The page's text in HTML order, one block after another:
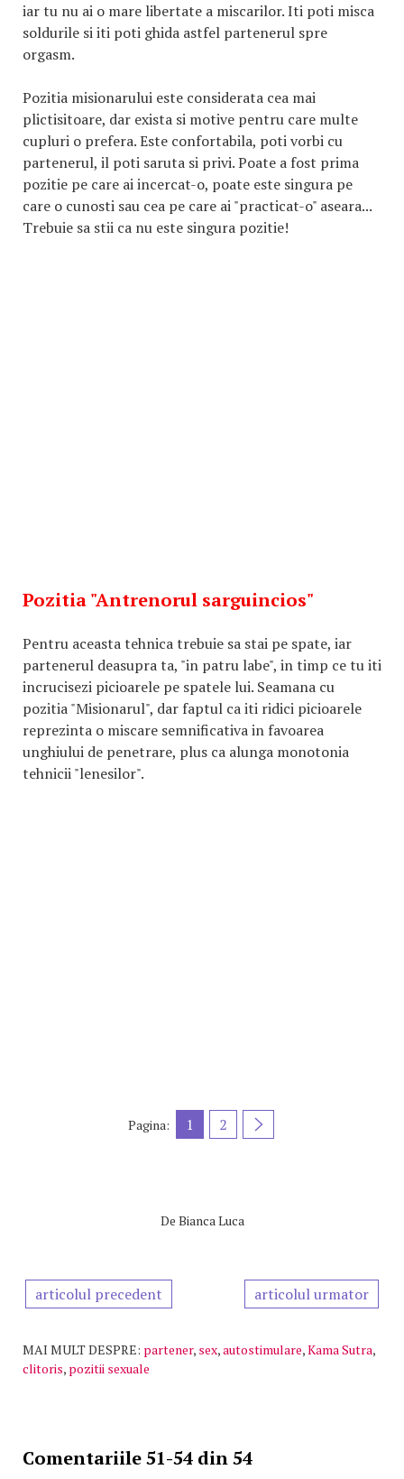
iar tu nu ai o mare libertate a miscarilor. Iti poti misca
soldurile si iti poti ghida astfel partenerul spre
orgasm.
Pozitia misionarului este considerata cea mai
plictisitoare, dar exista si motive pentru care multe
cupluri o prefera. Este confortabila, poti vorbi cu
partenerul, il poti saruta si privi. Poate a fost prima
pozitie pe care ai incercat-o, poate este singura pe
care o cunosti sau cea pe care ai "practicat-o" aseara...
Trebuie sa stii ca nu este singura pozitie!
Pozitia "Antrenorul sarguincios"
Pentru aceasta tehnica trebuie sa stai pe spate, iar
partenerul deasupra ta, "in patru labe", in timp ce tu iti
incrucisezi picioarele pe spatele lui. Seamana cu
pozitia "Misionarul", dar faptul ca iti ridici picioarele
reprezinta o miscare semnificativa in favoarea
unghiului de penetrare, plus ca alunga monotonia
tehnicii "lenesilor".
Pagina: 1 2
De Bianca Luca
articolul precedent articolul urmator
MAI MULT DESPRE: partener, sex,autostimulare,Kama Sutra,
clitoris, pozitii sexuale
Comentariile 51-54 din 54